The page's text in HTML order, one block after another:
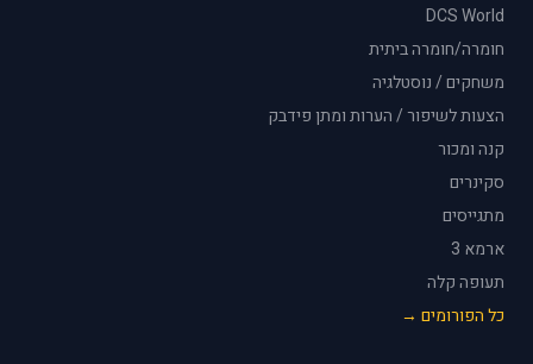
DCS World
חומרה/חומרה ביתית
משחקים / נוסטלגיה
הצעות לשיפור / הערות ומתן פידבק
קנה ומכור
סקינרים
מתגייסים
ארמא 3
תעופה קלה
כל הפורומים →